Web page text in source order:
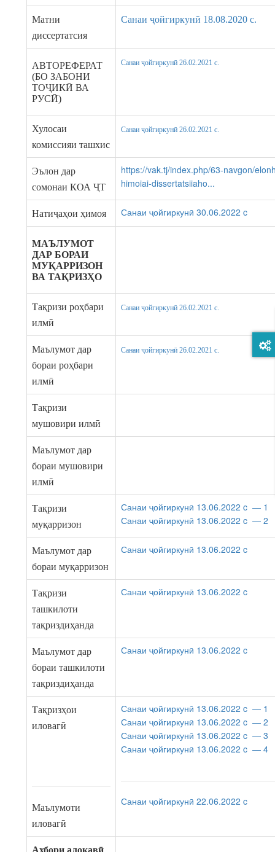
Матни
диссертатсия
Санаи ҷойгиркунӣ 18.08.2020 c.
АВТОРЕФЕРАТ
(БО ЗАБОНИ
ТОҶИКӢ ВА
РУСӢ)
Санаи ҷойгиркунӣ 26.02.2021 c.
Хулосаи
комиссияи ташхис
Санаи ҷойгиркунӣ 26.02.2021 c.
Эълон дар
сомонаи КОА ҶТ
https://vak.tj/index.php/63-navgon/
himoiai-dissertatsiiaho...
Натиҷаҳои ҳимоя Санаи ҷойгиркунӣ 30.06.2022 c
МАЪЛУМОТ
ДАР БОРАИ
МУҚАРРИЗОН
ВА ТАҚРИЗҲО
Тақризи роҳбари
илмӣ
Санаи ҷойгиркунӣ 26.02.2021 c.
Маълумот дар
бораи роҳбари
илмӣ
Санаи ҷойгиркунӣ 26.02.2021 c.
Тақризи
мушовири илмӣ
Маълумот дар
бораи мушовири
илмӣ
Тақризи
муқарризон
Санаи ҷойгиркунӣ 13.06.2022 c — 1
Санаи ҷойгиркунӣ 13.06.2022 c — 2
Маълумот дар
бораи муқарризон
Санаи ҷойгиркунӣ 13.06.2022 c
Тақризи
ташкилоти
тақриздиҳанда
Санаи ҷойгиркунӣ 13.06.2022 c
Маълумот дар
бораи ташкилоти
тақриздиҳанда
Санаи ҷойгиркунӣ 13.06.2022 c
Тақризҳои
иловагӣ
Маълумоти
иловагӣ
Санаи ҷойгиркунӣ 13.06.2022 c — 1
Санаи ҷойгиркунӣ 13.06.2022 c — 2
Санаи ҷойгиркунӣ 13.06.2022 c — 3
Санаи ҷойгиркунӣ 13.06.2022 c — 4
Санаи ҷойгиркунӣ 22.06.2022 c
Ахбори алоқавӣ